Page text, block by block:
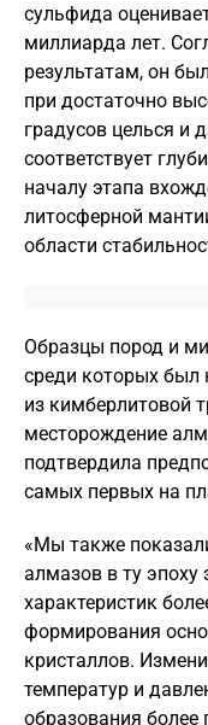
сульфида
миллиарда лет.
результатам, он
при достаточно
градусов целься и
соответствует
началу этапа
литосферной
области
Образцы пород и
среди которых был
из кимберлитовой
месторождение
подтвердила
самых первых на
«Мы также
алмазов в ту эпоху
характеристик
формирования
кристаллов.
температур и
образования